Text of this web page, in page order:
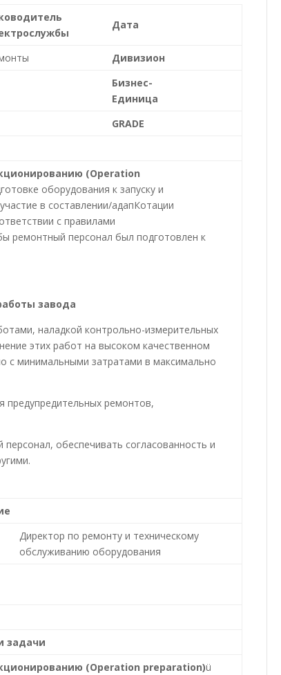
Дата
Дивизион
Бизнес-
Единица
GRADE
(Operation
оборудования к запуску и
в составлении/адапКотации
с правилами
ремонтный персонал был подготовлен к
завода
наладкой контрольно-измерительных
этих работ на высоком качественном
с минимальными затратами в максимально
предупредительных ремонтов,
обеспечивать согласованность и
Директор по ремонту и техническому
обслуживанию оборудования
задачи
(Operation preparation)ü